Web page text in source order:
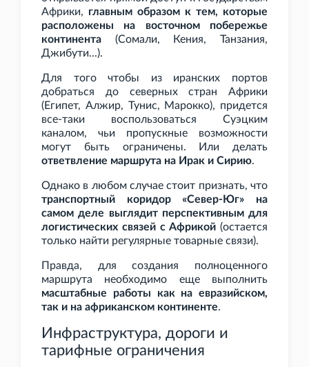
Африки, главным образом к тем, которые
расположены на восточном побережье
континента (Сомали, Кения, Танзания,
Джибути...).
Для того чтобы из иранских портов
добраться до северных стран Африки
(Египет, Алжир, Тунис, Марокко), придется
все-таки воспользоваться Суэцким
каналом, чьи пропускные возможности
могут быть ограничены. Или делать
ответвление маршрута на Ирак и Сирию.
Однако в любом случае стоит признать, что
транспортный коридор «Север-Юг» на
самом деле выглядит перспективным для
логистических связей с Африкой (остается
только найти регулярные товарные связи).
Правда, для создания полноценного
маршрута необходимо еще выполнить
масштабные работы как на евразийском,
так и на африканском континенте.
Инфраструктура, дороги и
тарифные ограничения